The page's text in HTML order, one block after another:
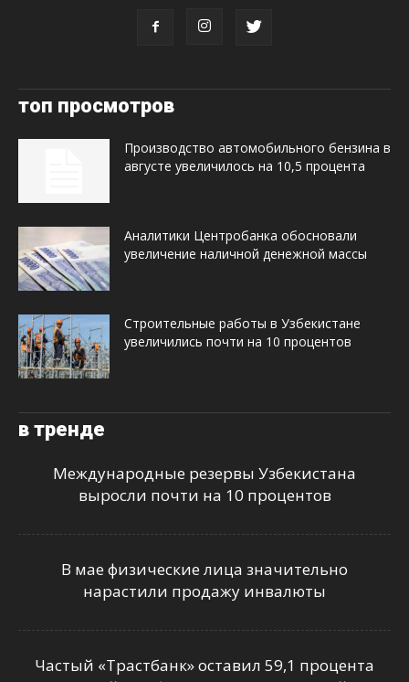
топ просмотров
Производство автомобильного бензина в
августе увеличилось на 10,5 процента
Аналитики Центробанка обосновали
увеличение наличной денежной массы
Строительные работы в Узбекистане
увеличились почти на 10 процентов
в тренде
Международные резервы Узбекистана
выросли почти на 10 процентов
В мае физические лица значительно
нарастили продажу инвалюты
Частый «Трастбанк» оставил 59,1 процента